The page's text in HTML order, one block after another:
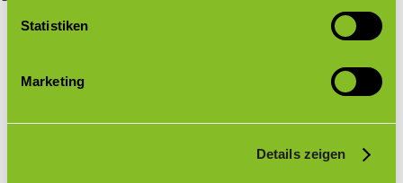
Statistiken
Marketing
Details zeigen
Erhalte ich eine Versandbestätigung?
anlegen?